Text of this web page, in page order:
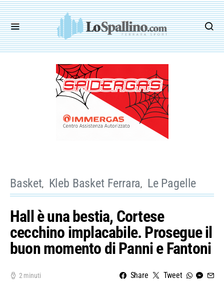
Basket Kleb Basket Ferrara Le Pagelle
Hall è una bestia, Cortese
cecchino implacabile. Prosegue il
buon momento di Panni e Fantoni
2 minuti Share Tweet